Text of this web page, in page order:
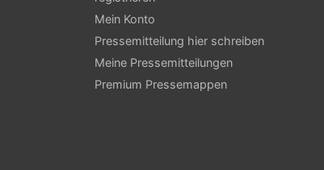
Mein Konto
Pressemitteilung hier schreiben
Meine Pressemitteilungen
Premium Pressemappen